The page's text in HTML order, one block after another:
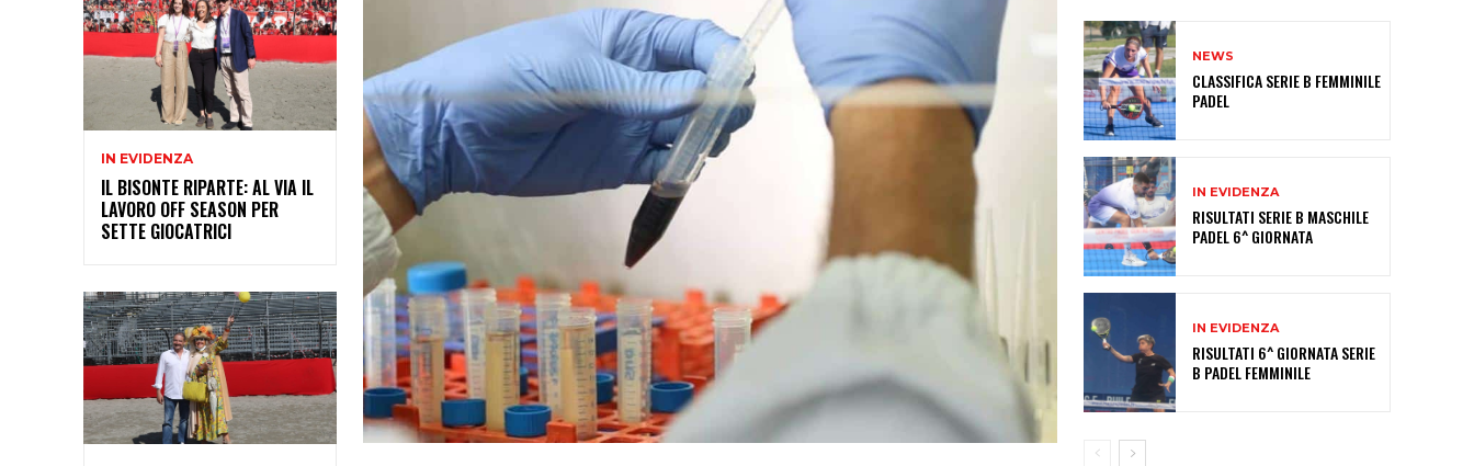
IN EVIDENZA
IL BISONTE RIPARTE: AL VIA IL
LAVORO OFF SEASON PER
SETTE GIOCATRICI
NEWS
CLASSIFICA SERIE B FEMMINILE
PADEL
IN EVIDENZA
RISULTATI SERIE B MASCHILE
PADEL 6^ GIORNATA
IN EVIDENZA
RISULTATI 6^ GIORNATA SERIE
B PADEL FEMMINILE